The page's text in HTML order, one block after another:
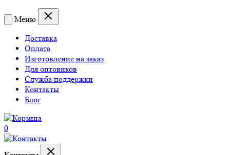
Меню
Доставка
Оплата
Изготовление на заказ
Для оптовиков
Служба поддержки
Контакты
Блог
0